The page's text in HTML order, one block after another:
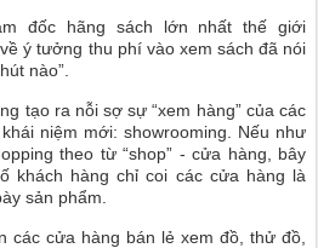
đốc hãng sách lớn nhất thế giới
ý tưởng thu phí vào xem sách đã nói
nào”.
tạo ra nỗi sợ sự “xem hàng” của các
niệm mới: showrooming. Nếu như
theo từ “shop” - cửa hàng, bây
khách hàng chỉ coi các cửa hàng là
sản phẩm.
các cửa hàng bán lẻ xem đồ, thử đồ,